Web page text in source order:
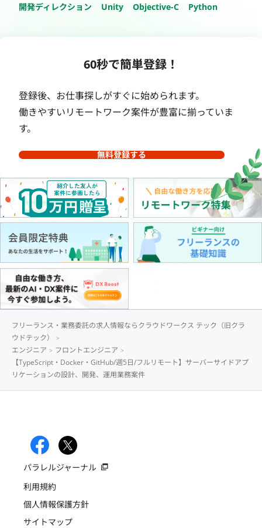
開発ディレクション
Unity Objective-C Python
60秒で簡単登録！
登録後、お仕事探しがすぐに始められます。
働きやすいリモートワーク案件が豊富に揃っていま
す。
無料登録する
フリーランス・業務委託の求人情報ならクラウドワークス テック（旧クラ
ウドテック）
エンジニア
フロントエンジニア
【TypeScript・Docker・GitHub/週5日/フルリモート】サーバーサイドアプ
リケーションの設計、開発、運用業務案件
パラレルジャーナル
利用規約
個人情報保護方針
サイトマップ